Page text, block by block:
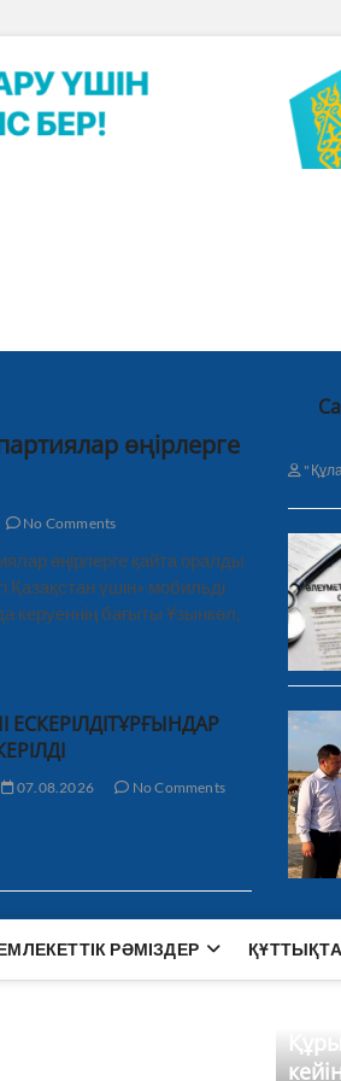
өңірлерге
No Comments
өңірлерге қайта оралды
Қазақстан үшін» мобильді
керуеннің бағыты Ұзынкөл,
ЕСКЕРІЛДІТҰРҒЫНДАР
07.08.2026 No Comments
РӘМІЗДЕР